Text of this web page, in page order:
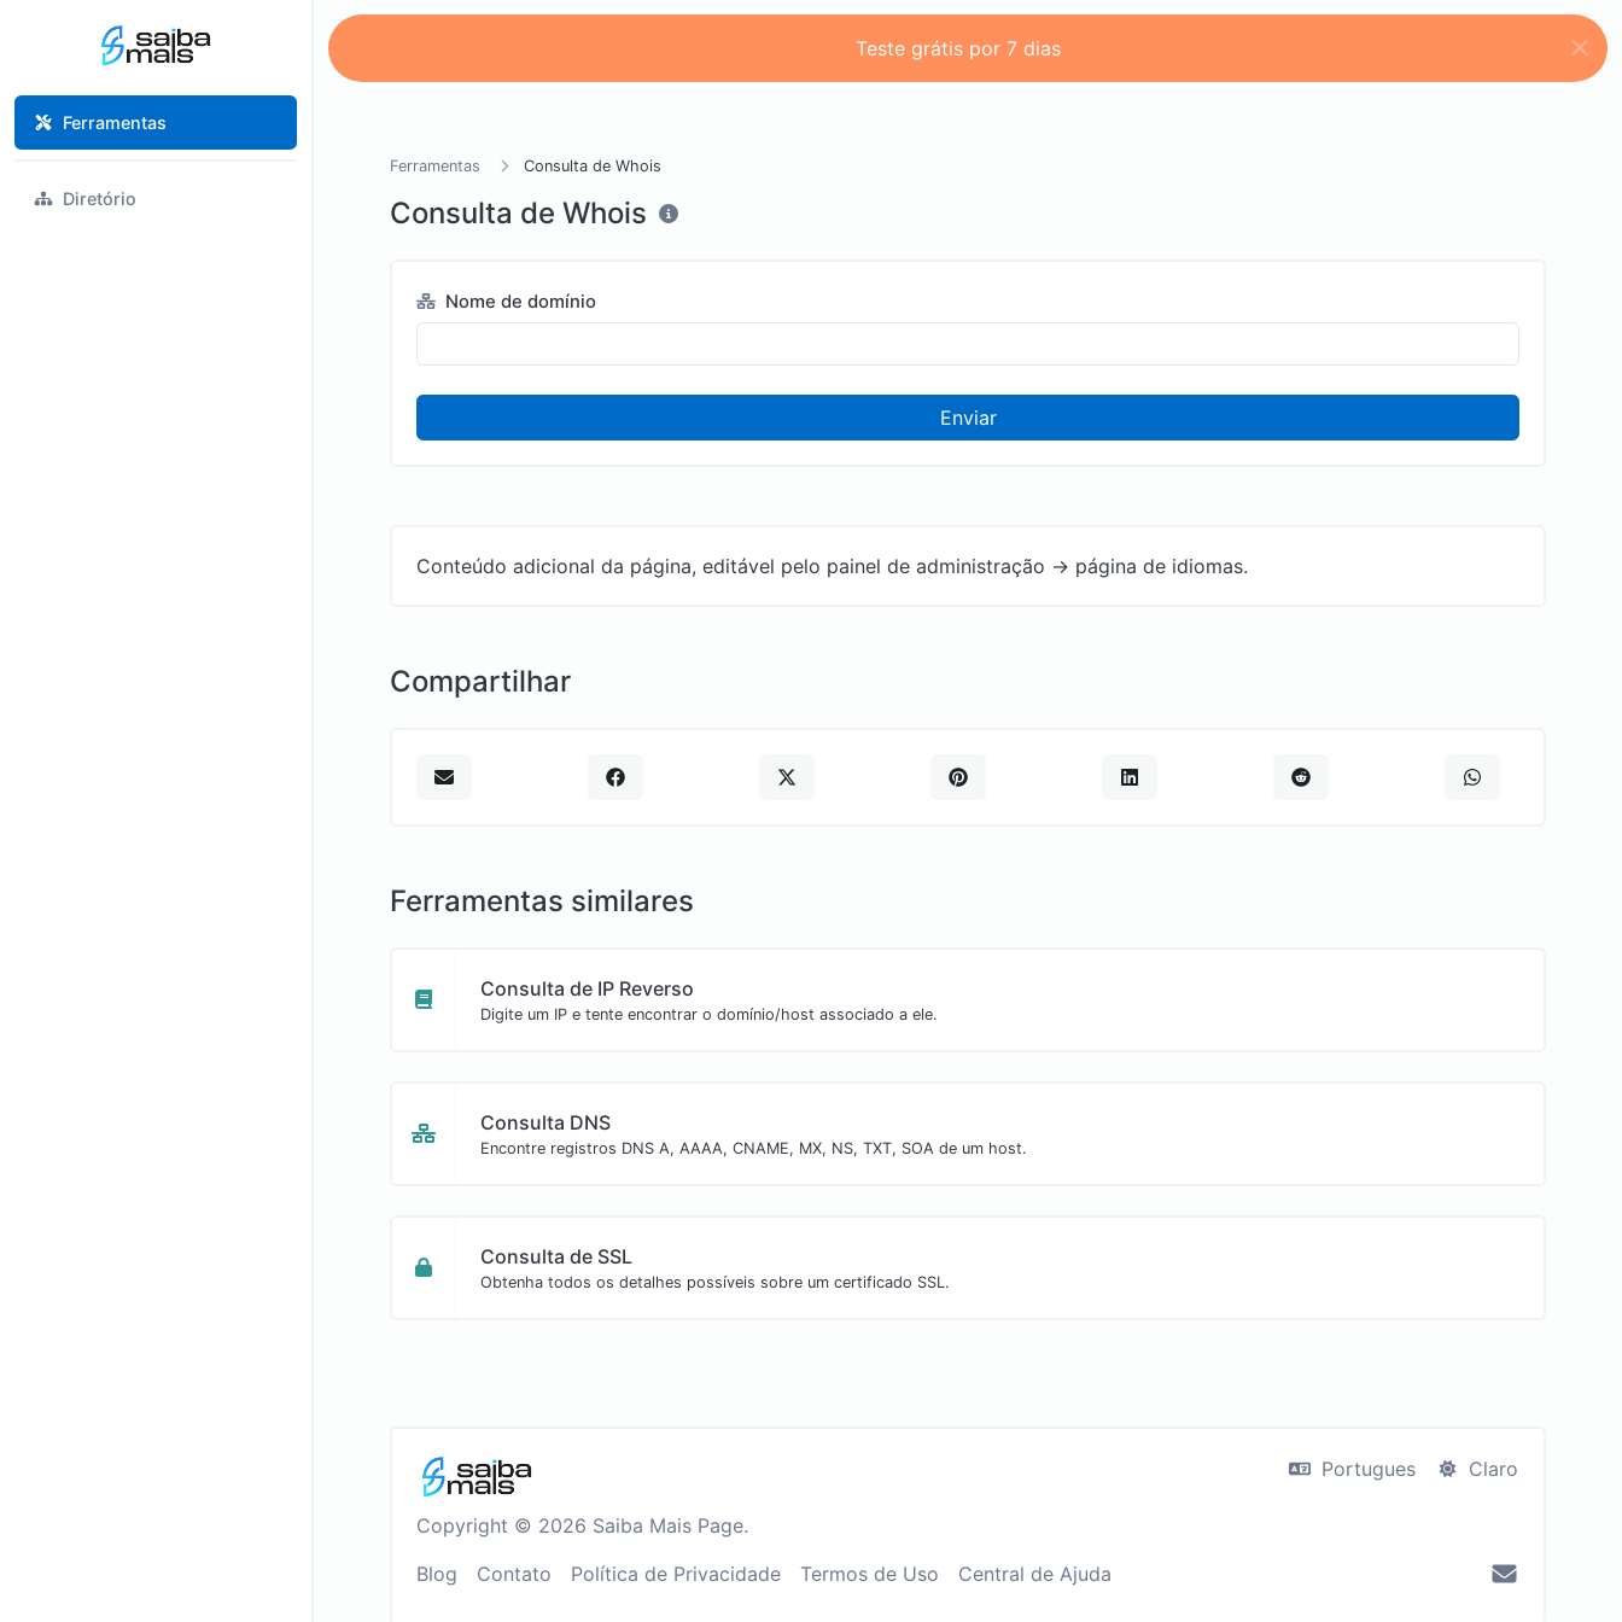
Ferramentas
Diretório
Teste grátis por 7 dias
Ferramentas Consulta de Whois
Consulta de Whois
Nome de domínio
Enviar
Conteúdo adicional da página, editável pelo painel de administração -> página de idiomas.
Compartilhar
Ferramentas similares
Consulta de IP Reverso
Digite um IP e tente encontrar o domínio/host associado a ele.
Consulta DNS
Encontre registros DNS A, AAAA, CNAME, MX, NS, TXT, SOA de um host.
Consulta de SSL
Obtenha todos os detalhes possíveis sobre um certificado SSL.
Copyright © 2026 Saiba Mais Page.
Portugues Claro
Blog Contato Política de Privacidade Termos de Uso Central de Ajuda